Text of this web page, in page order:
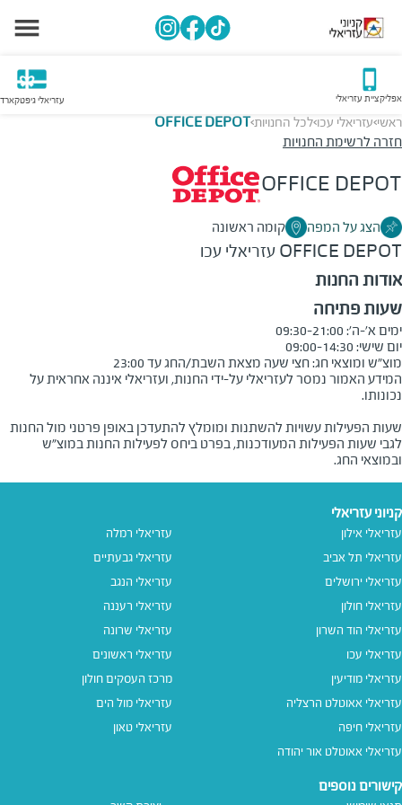
אפליקציית עזריאלי עזריאלי גיפטקארד
ראשי>עזריאלי עכו>לכל החנויות>
OFFICE DEPOT
חזרה לרשימת החנויות
OFFICE DEPOT
הצג על המפה קומה ראשונה
OFFICE DEPOT עזריאלי עכו
אודות החנות
שעות פתיחה
מוצ"ש ומוצאי חג: חצי שעה מצאת השבת/החג עד 23:00
המידע האמור נמסר לעזריאלי על-ידי החנות, ועזריאלי איננה אחראית על
שעות הפעילות עשויות להשתנות ומומלץ להתעדכן באופן פרטני מול החנות
לגבי שעות הפעילות המעודכנות, בפרט ביחס לפעילות החנות במוצ"ש
ובמוצאי החג.
קניוני עזריאלי
עזריאלי אילון
עזריאלי תל אביב
עזריאלי ירושלים
עזריאלי חולון
עזריאלי הוד השרון
עזריאלי עכו
עזריאלי מודיעין
עזריאלי אאוטלט הרצליה
עזריאלי חיפה
עזריאלי אאוטלט אור יהודה
עזריאלי רמלה
עזריאלי גבעתיים
עזריאלי הנגב
עזריאלי רעננה
עזריאלי שרונה
עזריאלי ראשונים
מרכז העסקים חולון
עזריאלי מול הים
עזריאלי טאון
קישורים נוספים